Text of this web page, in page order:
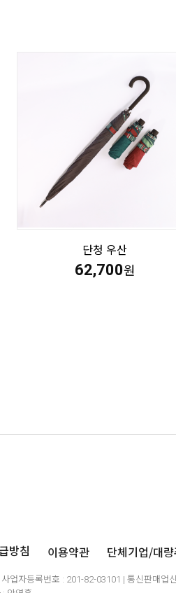
단청 우산
62,700원
방침 이용약관 단체기업/대
업자등록번호 : 201-82-03101 | 통신판매업